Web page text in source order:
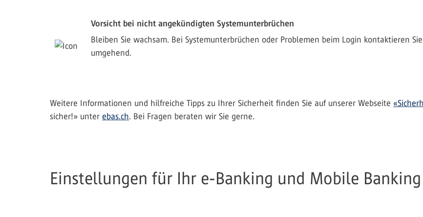
Vorsicht bei nicht angekündigten Systemunterbrüchen
Bleiben Sie wachsam. Bei Systemunterbrüchen oder Problemen beim Login kontaktieren
umgehend.
Weitere Informationen und hilfreiche Tipps zu Ihrer Sicherheit finden Sie auf unserer Webseite
sicher!» unter ebas.ch. Bei Fragen beraten wir Sie gerne.
Einstellungen für Ihr e-Banking und Mobile Banking